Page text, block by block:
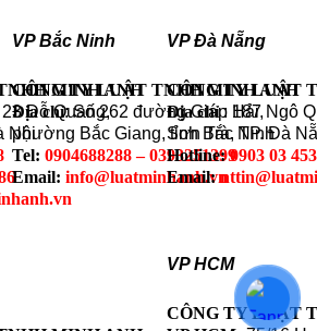
MINH ANH
Đỗ Quang,
Nội
VP Bắc Ninh
CÔNG TY LUẬT TNHH MINH ANH
Địa chỉ: Số 262 đường Giáp Hải,
phường Bắc Giang, tỉnh Bắc Ninh
Tel: 0904688288 – 0393251399
Email: info@luatminhanh.vn
VP Đà Nẵng
CÔNG TY LUẬT
Địa chỉ: 187 Ngô
Sơn Trà, TP. Đà
Hotline:0903 03
Email:
VP HCM
CÔNG TY LUẬT